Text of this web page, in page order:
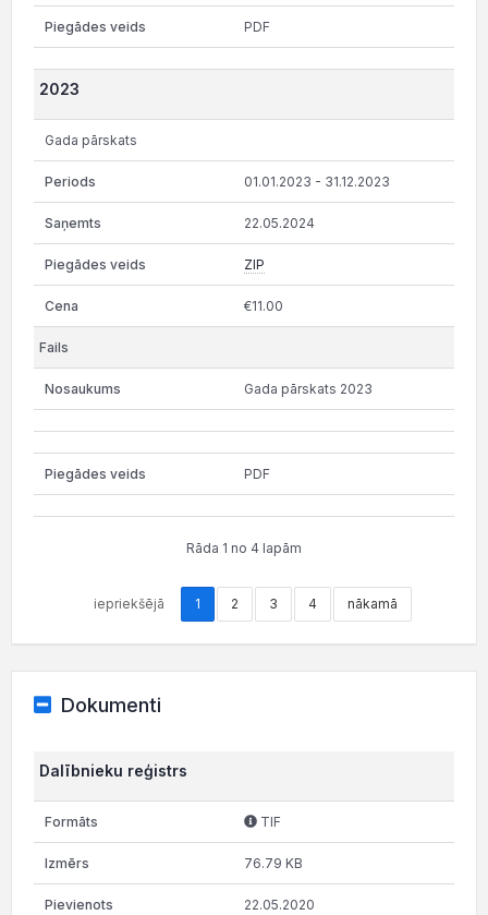
PDF
2023
Gada pārskats
01.01.2023 - 31.12.2023
22.05.2024
ZIP
€11.00
Gada pārskats 2023
PDF
Rāda 1 no 4 lapām
iepriekšējā 1 2 3 4 nākamā
Dokumenti
Dalībnieku reģistrs
TIF
76.79 KB
22.05.2020